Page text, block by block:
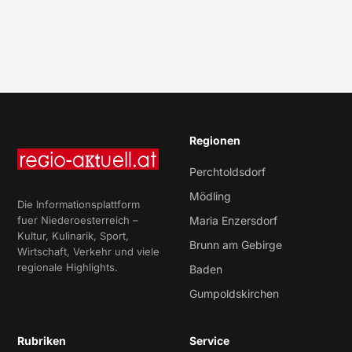
Die Informationsplattform
fuer Niederoesterreich –
Kultur, Kulinarik, Sport,
Wirtschaft, Verkehr und viele
regionale Highlights.
Regionen
Perchtoldsdorf
Mödling
Maria Enzersdorf
Brunn am Gebirge
Baden
Gumpoldskirchen
Rubriken Service